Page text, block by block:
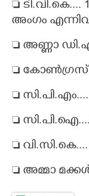
 ടി.വി.കെ....
അംഗം
 അണ്ണാ
 കോൺഗ്രസ്


 വി.സി.കെ....
 അമ്മാ മക്കൾ